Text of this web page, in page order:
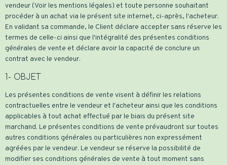
vendeur (Voir les mentions légales) et toute personne souhaitant
procéder à un achat via le présent site internet, ci-après, l'acheteur.
En validant sa commande, le Client déclare accepter sans réserve les
termes de celle-ci ainsi que l'intégralité des présentes conditions
générales de vente et déclare avoir la capacité de conclure un
contrat avec le vendeur.
1- OBJET
Les présentes conditions de vente visent à définir les relations
contractuelles entre le vendeur et l'acheteur ainsi que les conditions
applicables à tout achat effectué par le biais du présent site
marchand. Le présentes conditions de vente prévaudront sur toutes
autres conditions générales ou particulières non expressément
agréées par le vendeur. Le vendeur se réserve la possibilité de
modifier ses conditions générales de vente à tout moment sans